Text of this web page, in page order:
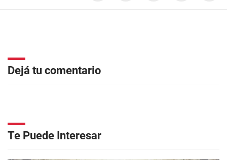
Dejá tu comentario
Te Puede Interesar